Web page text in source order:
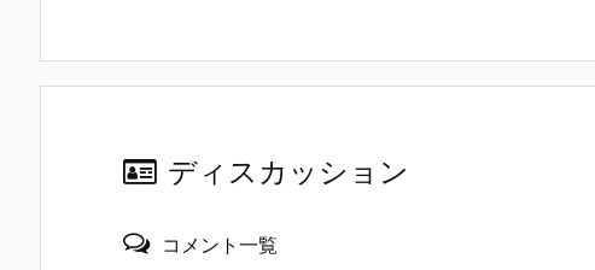
ディスカッション
コメント一覧